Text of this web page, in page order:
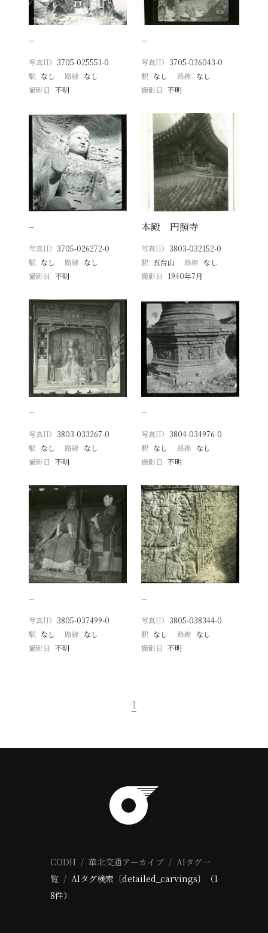
−
写真ID 3705-025551-0
駅 なし 路線 なし
撮影日
不明
−
写真ID 3705-026043-0
駅 なし 路線 なし
撮影日 不明
−
写真ID 3705-026272-0
駅 なし 路線 なし
撮影日
不明
本殿 円照寺
写真ID 3803-032152-0
駅 五台山 路線 なし
撮影日
1940年7月
−
写真ID 3803-033267-0
駅 なし 路線 なし
撮影日
不明
−
写真ID 3804-034976-0
駅 なし 路線 なし
撮影日 不明
−
写真ID 3805-037499-0
駅 なし 路線 なし
撮影日
不明
−
写真ID 3805-038344-0
駅 なし 路線 なし
撮影日 不明
1
CODH 華北交通アーカイブ
AIタグ一
覧
AIタグ検索〔detailed_carvings〕（1
8件）